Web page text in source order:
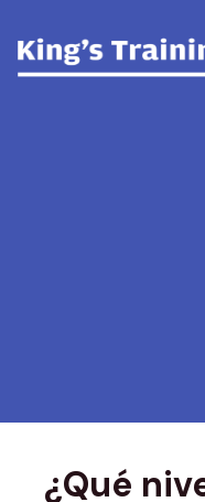
¿Qué